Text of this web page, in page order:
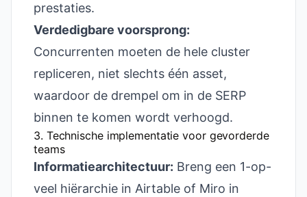
prestaties.
Verdedigbare voorsprong:
Concurrenten moeten de hele cluster
repliceren, niet slechts één asset,
waardoor de drempel om in de SERP
binnen te komen wordt verhoogd.
3. Technische implementatie voor gevorderde
teams
Informatiearchitectuur: Breng een 1-op-
veel hiërarchie in Airtable of Miro in